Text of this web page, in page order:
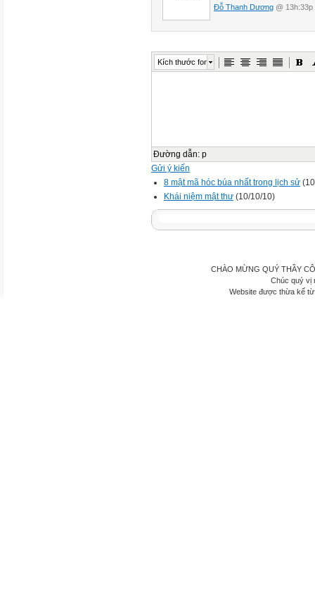
Đỗ Thanh Dương @ 13h:33p
Kích thước font
Đường dẫn: p
Gửi ý kiến
8 mật mã hóc búa nhất trong lịch sử
Khái niệm mật thư (10/10/10)
CHÀO MỪNG QUÝ THẦY
Chúc quý vị
Website được thừa kế